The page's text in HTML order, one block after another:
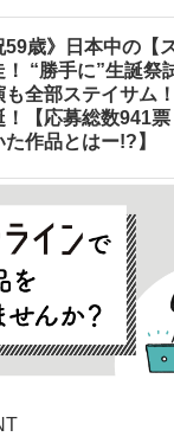
59歳》日本中の【
！ “勝手に”生誕祭
も全部ステイサム
！【応募総数941
た作品とはー!?】